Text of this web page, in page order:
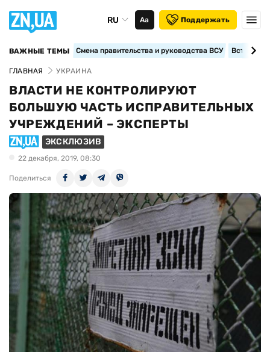
RU Аа Поддержать
ВАЖНЫЕ ТЕМЫ Смена правительства и руководства ВСУ
ГЛАВНАЯ УКРАИНА
ВЛАСТИ НЕ КОНТРОЛИРУЮТ
БОЛЬШУЮ ЧАСТЬ ИСПРАВИТЕЛЬНЫХ
УЧРЕЖДЕНИЙ – ЭКСПЕРТЫ
ЭКСКЛЮЗИВ
22 декабря, 2019, 08:30
Поделиться